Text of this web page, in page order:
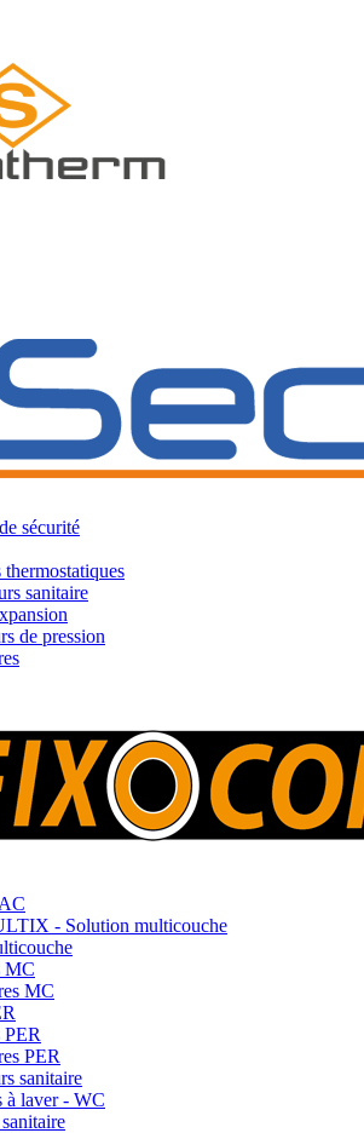
sécurité
sanitaire
de pression
- Solution multicouche
MC
MC
PER
PER
sanitaire
à laver - WC